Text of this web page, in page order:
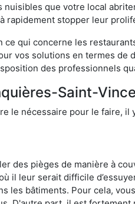
que votre local
stopper leur
qui concerne les
vos solutions en termes de
des professionnels
Saint-
nécessaire pour le faire, il
des pièges de manière à
il leur serait difficile
bâtiments. Pour cela,